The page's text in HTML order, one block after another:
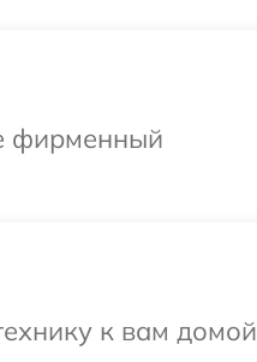
фирменный
к вам домой